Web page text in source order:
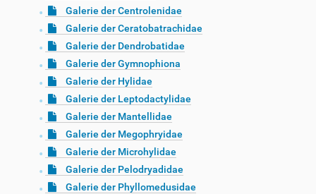
Galerie der Centrolenidae
Galerie der Ceratobatrachidae
Galerie der Dendrobatidae
Galerie der Gymnophiona
Galerie der Hylidae
Galerie der Leptodactylidae
Galerie der Mantellidae
Galerie der Megophryidae
Galerie der Microhylidae
Galerie der Pelodryadidae
Galerie der Phyllomedusidae